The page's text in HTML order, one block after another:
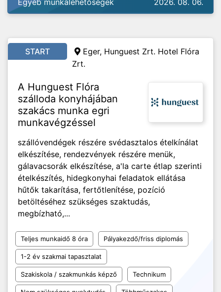
Egyéb munkalehetőségek 2026. 08. 06.
START
Eger, Hunguest Zrt. Hotel Flóra
Zrt.
A Hunguest Flóra
szálloda konyhájában
szakács munka egri
munkavégzéssel
szállóvendégek részére svédasztalos ételkínálat
elkészítése, rendezvények részére menük,
gálavacsorák elkészítése, a'la carte étlap szerinti
ételkészítés, hidegkonyhai feladatok ellátása
hűtők takarítása, fertőtlenítése, pozíció
betöltéséhez szükséges szaktudás,
megbízható,...
Teljes munkaidő 8 óra Pályakezdő/friss diplomás
1-2 év szakmai tapasztalat
Szakiskola / szakmunkás képző Technikum